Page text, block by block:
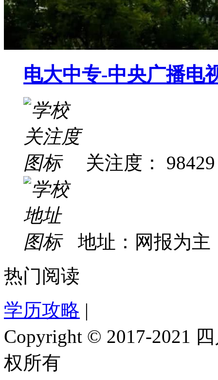
电大中专-中央广播电
关注度： 98429
地址：网报为主
热门阅读
学历攻略 |
Copyright © 2017-2021
权所有